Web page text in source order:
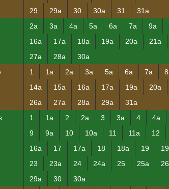
29
29a 30 30a 31
31a
2a 3a 4a 5a 6a 7a 9a
16a
17a 18a 19a 20a 21a
27a
28a
30a
1 1a 2a 3a 5a 6a 7a
14a
15a 16a 17a 19a 20a
26a
27a 28a 29a
31a
1 1a 2 2a 3 3a 4 4a
9
9a 10 10a 11 11a 12
16a
17 17a 18 18a 19
23
23a 24 24a 25 25a 26
29a
30
30a